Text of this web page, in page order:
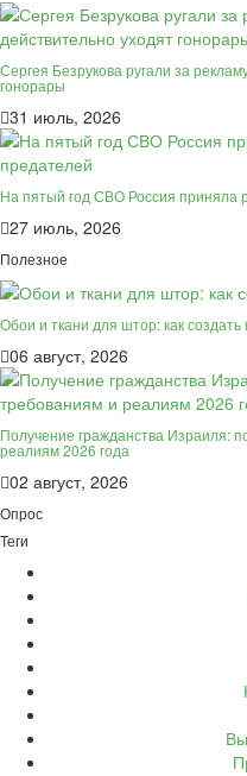
Сергея Безрукова ругали за
гонорары
31 июль, 2026
На пятый год СВО Россия приняла
27 июль, 2026
Полезное
Обои и ткани для штор: как
06 август, 2026
Получение гражданства Израиля:
реалиям 2026 года
02 август, 2026
Опрос
Теги